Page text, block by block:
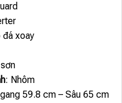
xoay
: Nhôm
59.8 cm – Sâu 65 cm